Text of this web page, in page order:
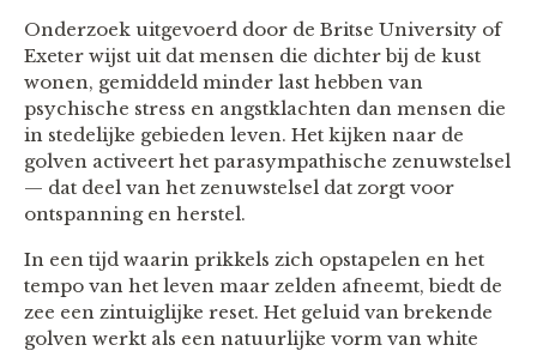
Onderzoek uitgevoerd door de Britse University of
Exeter wijst uit dat mensen die dichter bij de kust
wonen, gemiddeld minder last hebben van
psychische stress en angstklachten dan mensen die
in stedelijke gebieden leven. Het kijken naar de
golven activeert het parasympathische zenuwstelsel
— dat deel van het zenuwstelsel dat zorgt voor
ontspanning en herstel.
In een tijd waarin prikkels zich opstapelen en het
tempo van het leven maar zelden afneemt, biedt de
zee een zintuiglijke reset. Het geluid van brekende
golven werkt als een natuurlijke vorm van white